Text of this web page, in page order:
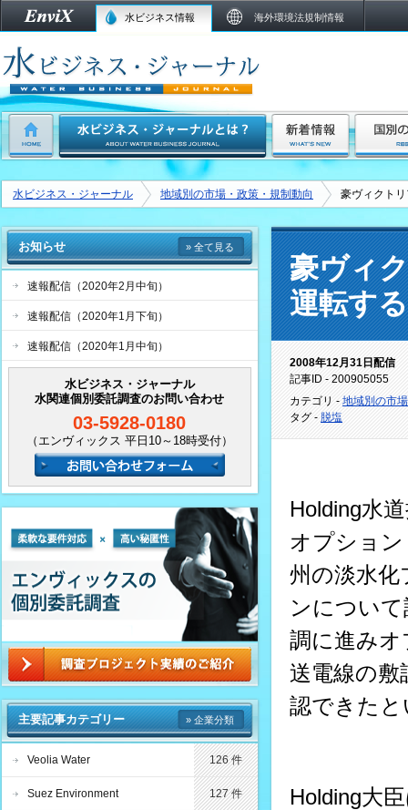
水ビジネス情報 海外環境法規制情報
水ビジネス・ジャーナル 地域別の市場・政策・規制動向 豪ヴィクト
豪ヴィ
運転す
2008年12月31日配信
記事ID - 200905055
カテゴリ - 地域別の市
タグ - 脱塩
Holding水
オプショ
州の淡水
ンについ
調に進み
送電線の敷
認できた
Holding大
お知らせ » 全て見る
速報配信（2020年2月中旬）
速報配信（2020年1月下旬）
速報配信（2020年1月中旬）
水ビジネス・ジャーナル
水関連個別委託調査のお問い合わせ
03-5928-0180
（エンヴィックス 平日10～18時受付）
主要記事カテゴリー » 企業分類
Veolia Water 126 件
Suez Environment 127 件